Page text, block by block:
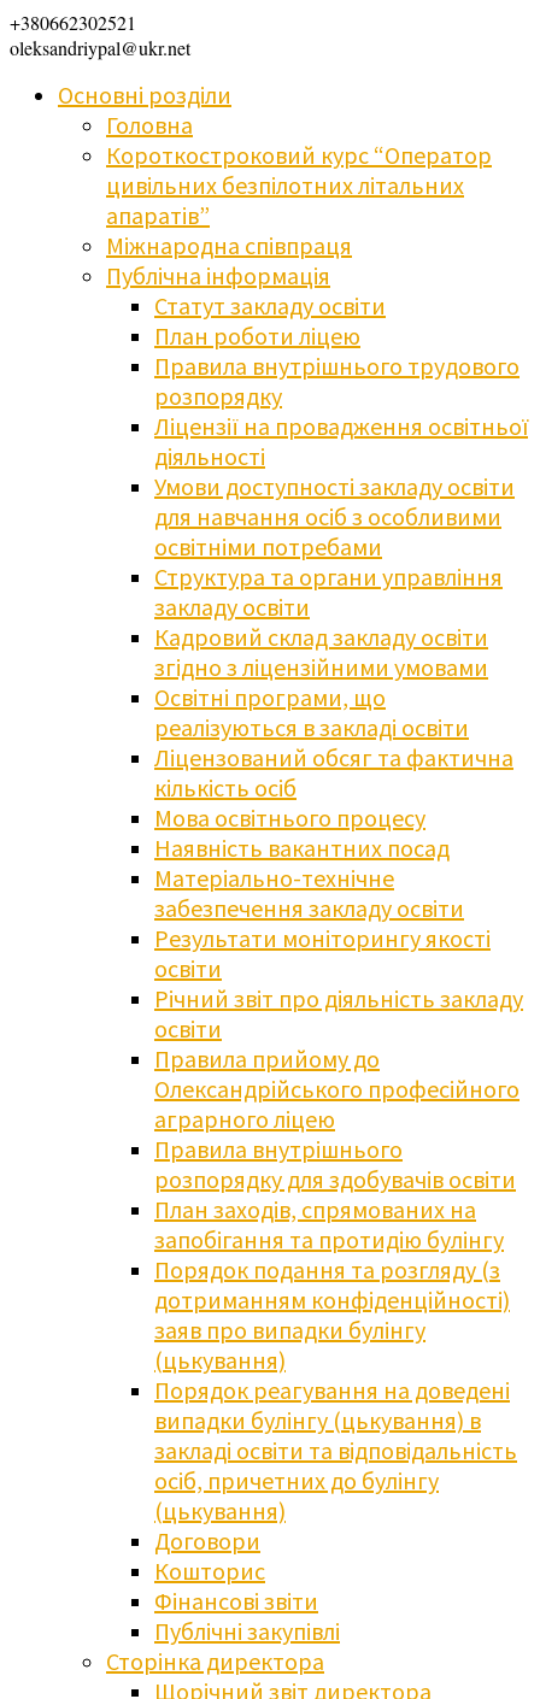
+380662302521
oleksandriypal@ukr.net
Основні розділи
Головна
Короткостроковий курс “Оператор
цивільних безпілотних літальних
апаратів”
Міжнародна співпраця
Публічна інформація
Статут закладу освіти
План роботи ліцею
Правила внутрішнього трудового
розпорядку
Ліцензії на провадження освітньої
діяльності
Умови доступності закладу освіти
для навчання осіб з особливими
освітніми потребами
Структура та органи управління
закладу освіти
Кадровий склад закладу освіти
згідно з ліцензійними умовами
Освітні програми, що
реалізуються в закладі освіти
Ліцензований обсяг та фактична
кількість осіб
Мова освітнього процесу
Наявність вакантних посад
Матеріально-технічне
забезпечення закладу освіти
Результати моніторингу якості
освіти
Річний звіт про діяльність закладу
освіти
Правила прийому до
Олександрійського професійного
аграрного ліцею
Правила внутрішнього
розпорядку для здобувачів освіти
План заходів, спрямованих на
запобігання та протидію булінгу
Порядок подання та розгляду (з
дотриманням конфіденційності)
заяв про випадки булінгу
(цькування)
Порядок реагування на доведені
випадки булінгу (цькування) в
закладі освіти та відповідальність
осіб, причетних до булінгу
(цькування)
Договори
Кошторис
Фінансові звіти
Публічні закупівлі
Сторінка директора
Щорічний звіт директора